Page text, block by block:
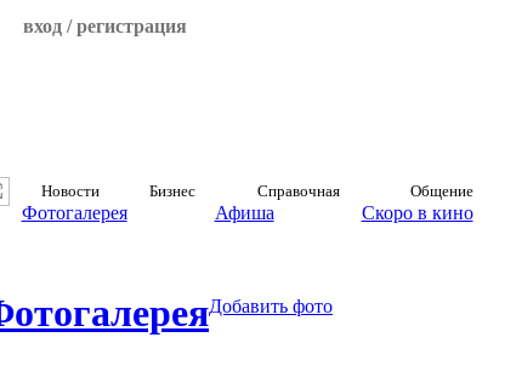
вход / регистрация
Новости Бизнес Справочная Общение
Фотогалерея
Афиша Скоро в кино
Добавить фото